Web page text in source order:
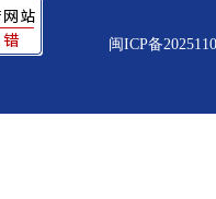
闽ICP备